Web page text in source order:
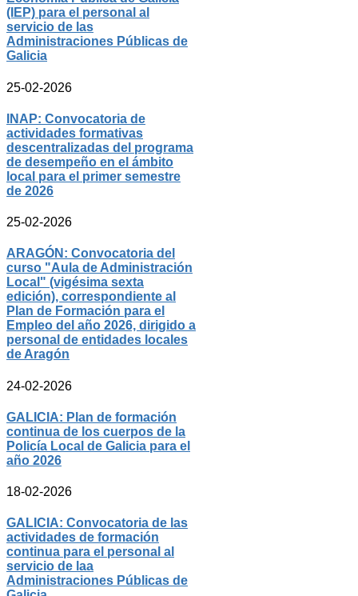
(IEP) para el personal al
servicio de las
Administraciones Públicas de
Galicia
25-02-2026
INAP: Convocatoria de
actividades formativas
descentralizadas del programa
de desempeño en el ámbito
local para el primer semestre
de 2026
25-02-2026
ARAGÓN: Convocatoria del
curso "Aula de Administración
Local" (vigésima sexta
edición), correspondiente al
Plan de Formación para el
Empleo del año 2026, dirigido a
personal de entidades locales
de Aragón
24-02-2026
GALICIA: Plan de formación
continua de los cuerpos de la
Policía Local de Galicia para el
año 2026
18-02-2026
GALICIA: Convocatoria de las
actividades de formación
continua para el personal al
servicio de laa
Administraciones Públicas de